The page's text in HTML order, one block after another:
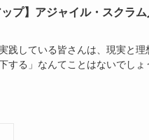
ップ】アジャイル・スクラ
践している皆さんは、現実と
する」なんてことはないでし